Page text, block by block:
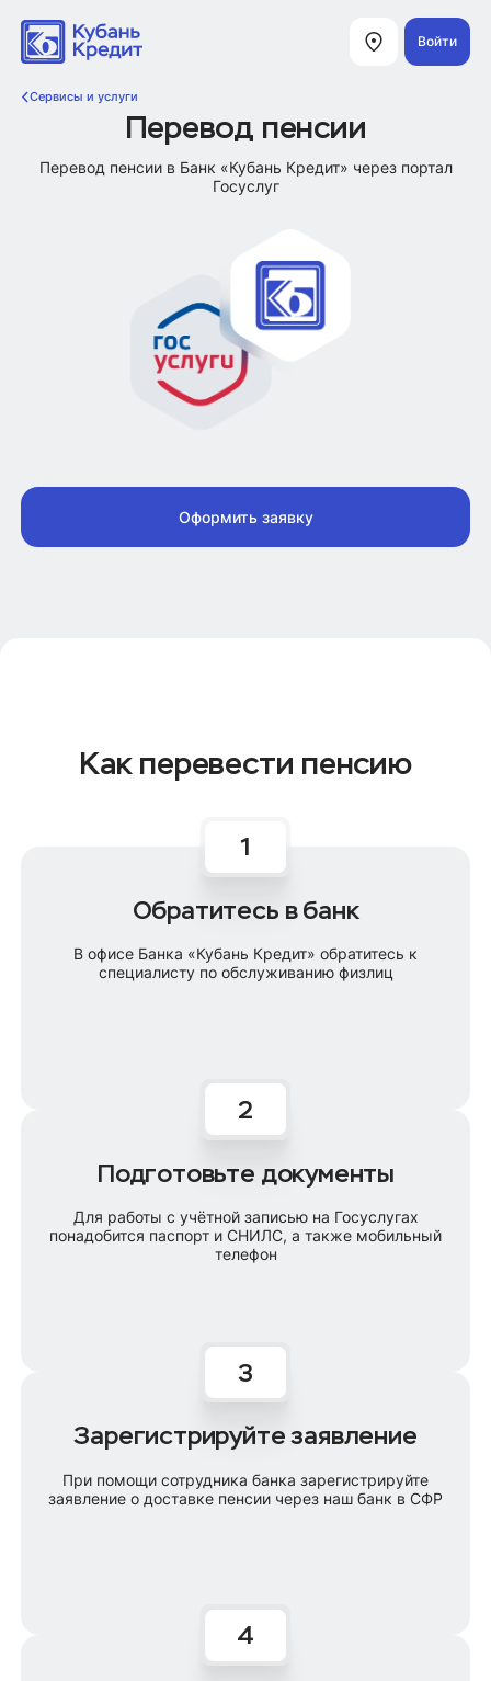
Войти
Оформить заявку
Перевод пенсии
Перевод пенсии в Банк «Кубань Кредит» через портал
Госуслуг
Как перевести пенсию
Обратитесь в банк
В офисе Банка «Кубань Кредит» обратитесь к
специалисту по обслуживанию физлиц
Подготовьте документы
Для работы с учётной записью на Госуслугах
понадобится паспорт и СНИЛС, а также мобильный
телефон
Зарегистрируйте заявление
При помощи сотрудника банка зарегистрируйте
заявление о доставке пенсии через наш банк в СФР
Сервисы и услуги